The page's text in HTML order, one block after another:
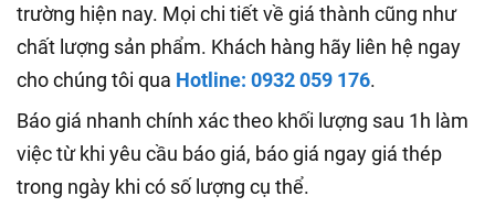
trường hiện nay. Mọi chi tiết về giá thành cũng như
chất lượng sản phẩm. Khách hàng hãy liên hệ ngay
cho chúng tôi qua Hotline: 0932 059 176.
Báo giá nhanh chính xác theo khối lượng sau 1h làm
việc từ khi yêu cầu báo giá, báo giá ngay giá thép
trong ngày khi có số lượng cụ thể.